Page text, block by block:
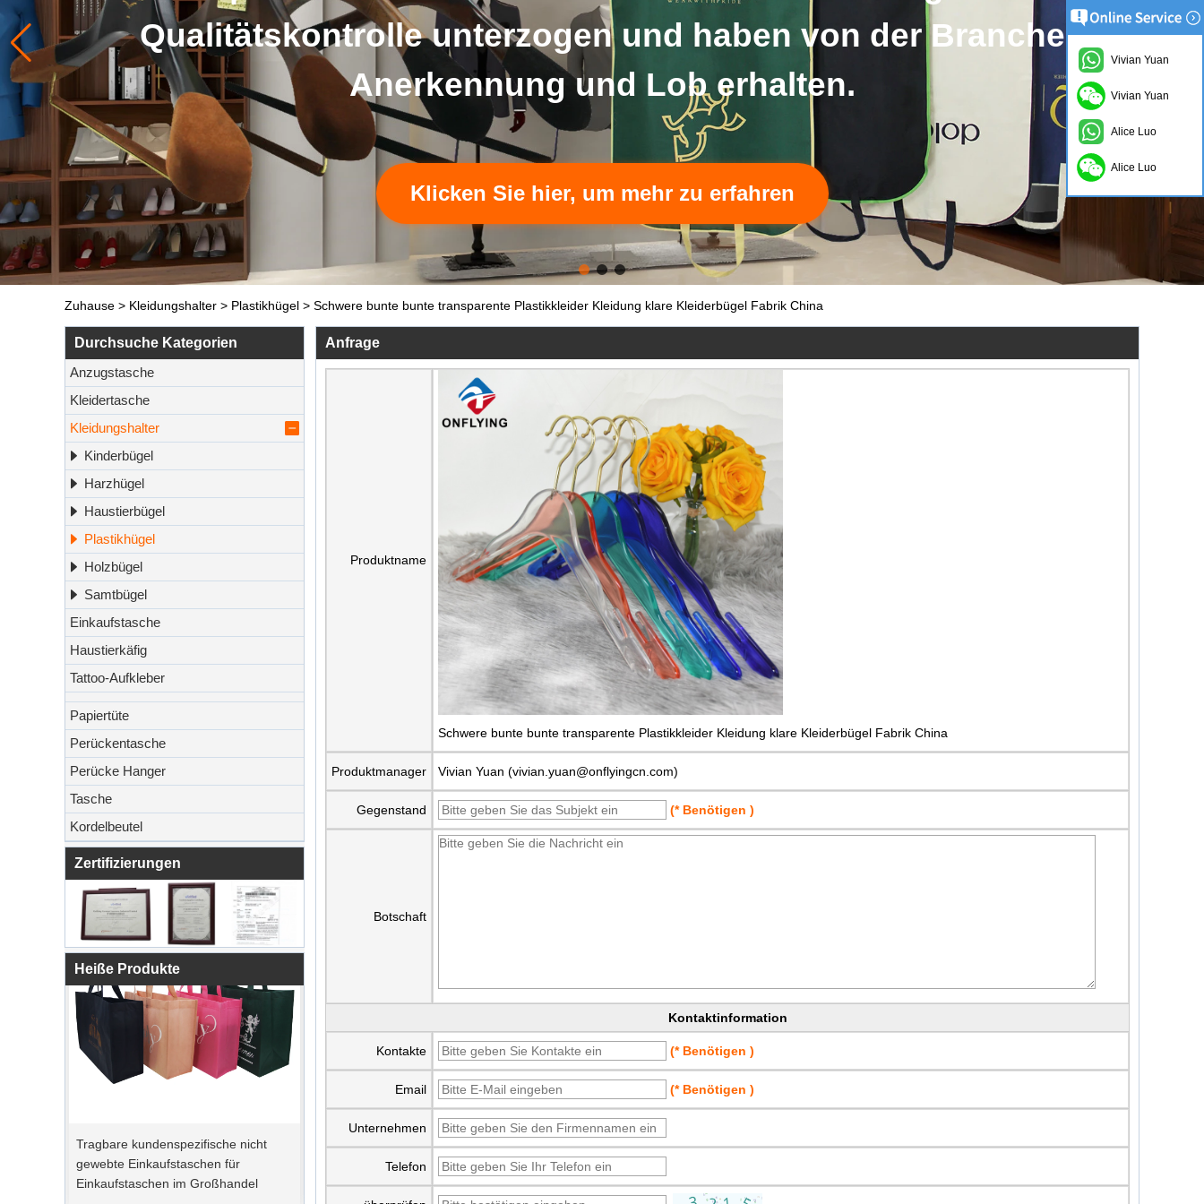
unterzogen und haben von der Branche
Anerkennung und Lob erhalten.
Klicken Sie hier, um mehr zu erfahren
Zuhause > Kleidungshalter > Plastikhügel > Schwere bunte bunte transparente Plastikkleider Kleidung klare Kleiderbügel Fabrik China
Durchsuche Kategorien
Anzugstasche
Kleidertasche
Kleidungshalter
Kinderbügel
Harzhügel
Haustierbügel
Plastikhügel
Holzbügel
Samtbügel
Einkaufstasche
Haustierkäfig
Tattoo-Aufkleber
Papiertüte
Perückentasche
Perücke Hanger
Tasche
Kordelbeutel
Zertifizierungen
Heiße Produkte
gewebte Einkaufstaschen für
Einkaufstaschen im Großhandel
Anfrage
Produktname
Schwere bunte bunte transparente Plastikkleider Kleidung klare Kleiderbügel Fabrik China
Produktmanager Vivian Yuan (vivian.yuan@onflyingcn.com)
Gegenstand (* Benötigen )
Botschaft
Kontaktinformation
Kontakte (* Benötigen )
Email (* Benötigen )
Unternehmen
Telefon
Vivian Yuan
Vivian Yuan
Alice Luo
Alice Luo